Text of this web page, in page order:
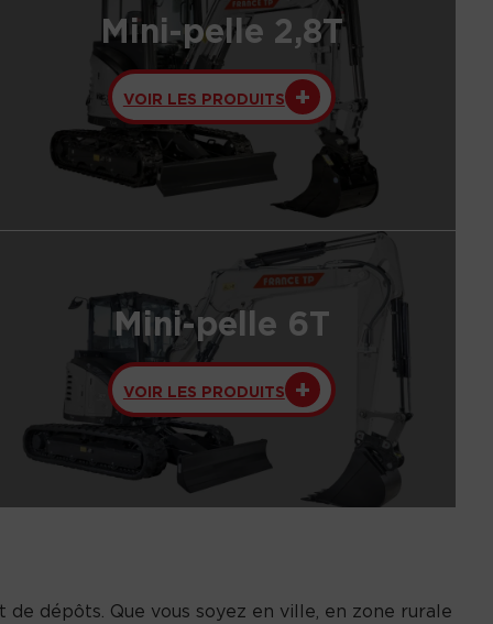
Mini-pelle 2,8T
VOIR LES PRODUITS
Mini-pelle 6T
VOIR LES PRODUITS
dépôts. Que vous soyez en ville, en zone rurale